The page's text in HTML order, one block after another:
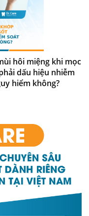
hôi miệng khi mọc
dấu hiệu nhiễm
hiểm không?